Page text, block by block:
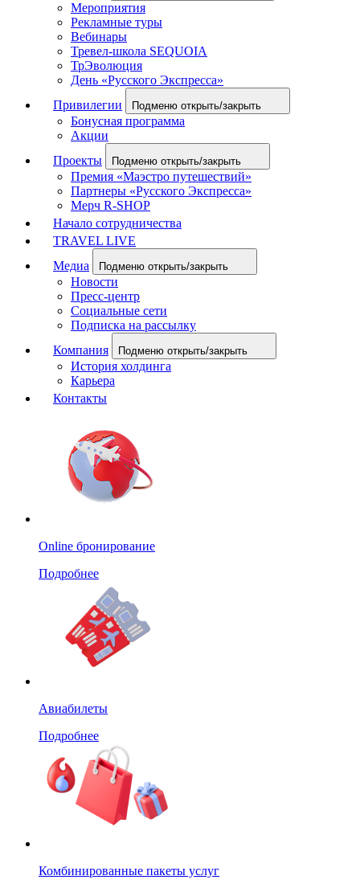
Мероприятия
Рекламные туры
Вебинары
Тревел-школа SEQUOIA
ТрЭволюция
День «Русского Экспресса»
Привилегии
Подменю открыть/закрыть
Бонусная программа
Акции
Проекты
Подменю открыть/закрыть
Премия «Маэстро путешествий»
Партнеры «Русского Экспресса»
Мерч R-SHOP
Начало сотрудничества
TRAVEL LIVE
Медиа
Подменю открыть/закрыть
Новости
Пресс-центр
Социальные сети
Подписка на рассылку
Компания
Подменю открыть/закрыть
История холдинга
Карьера
Контакты
Online бронирование
Подробнее
Авиабилеты
Подробнее
Комбинированные пакеты услуг